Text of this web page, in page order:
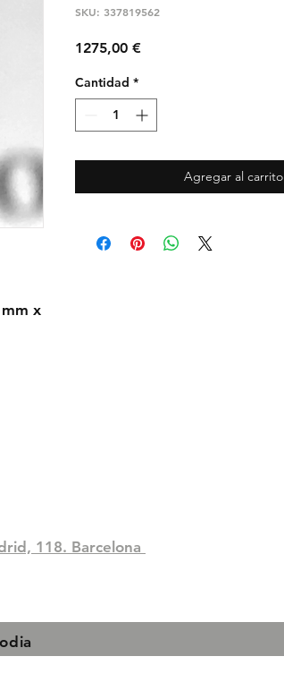
x
SKU: 337819562
1275,00 €Precio
Cantidad *
Agregar al carrito
118. Barcelona